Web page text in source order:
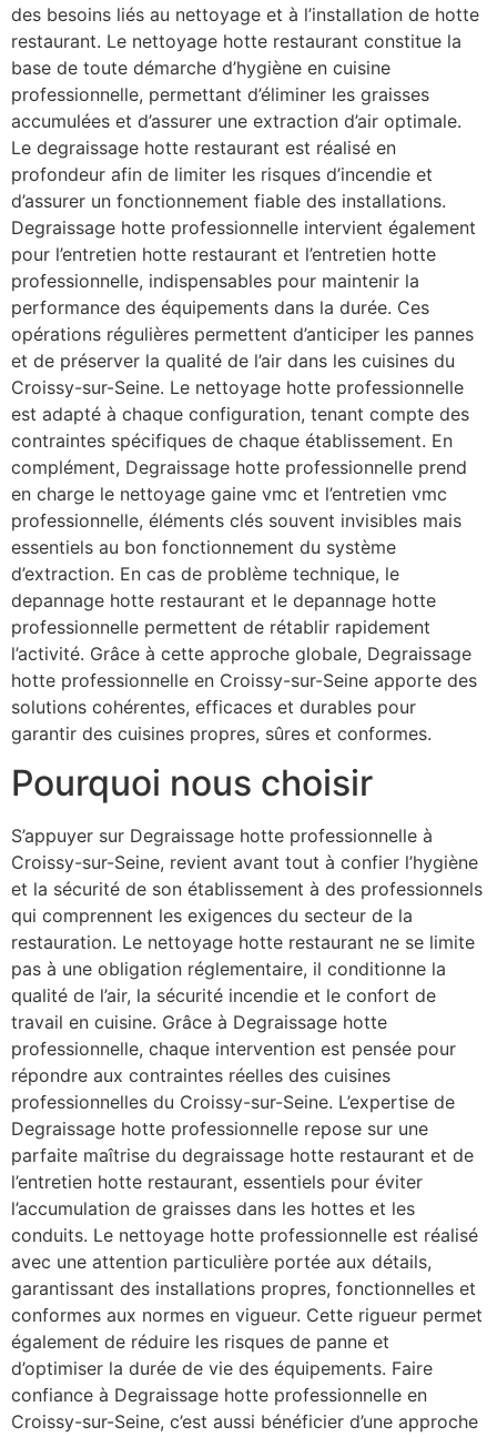
des besoins liés au nettoyage et à l’installation de hotte
restaurant. Le nettoyage hotte restaurant constitue la
base de toute démarche d’hygiène en cuisine
professionnelle, permettant d’éliminer les graisses
accumulées et d’assurer une extraction d’air optimale.
Le degraissage hotte restaurant est réalisé en
profondeur afin de limiter les risques d’incendie et
d’assurer un fonctionnement fiable des installations.
Degraissage hotte professionnelle intervient également
pour l’entretien hotte restaurant et l’entretien hotte
professionnelle, indispensables pour maintenir la
performance des équipements dans la durée. Ces
opérations régulières permettent d’anticiper les pannes
et de préserver la qualité de l’air dans les cuisines du
Croissy-sur-Seine. Le nettoyage hotte professionnelle
est adapté à chaque configuration, tenant compte des
contraintes spécifiques de chaque établissement. En
complément, Degraissage hotte professionnelle prend
en charge le nettoyage gaine vmc et l’entretien vmc
professionnelle, éléments clés souvent invisibles mais
essentiels au bon fonctionnement du système
d’extraction. En cas de problème technique, le
depannage hotte restaurant et le depannage hotte
professionnelle permettent de rétablir rapidement
l’activité. Grâce à cette approche globale, Degraissage
hotte professionnelle en Croissy-sur-Seine apporte des
solutions cohérentes, efficaces et durables pour
garantir des cuisines propres, sûres et conformes.
Pourquoi nous choisir
S’appuyer sur Degraissage hotte professionnelle à
Croissy-sur-Seine, revient avant tout à confier l’hygiène
et la sécurité de son établissement à des professionnels
qui comprennent les exigences du secteur de la
restauration. Le nettoyage hotte restaurant ne se limite
pas à une obligation réglementaire, il conditionne la
qualité de l’air, la sécurité incendie et le confort de
travail en cuisine. Grâce à Degraissage hotte
professionnelle, chaque intervention est pensée pour
répondre aux contraintes réelles des cuisines
professionnelles du Croissy-sur-Seine. L’expertise de
Degraissage hotte professionnelle repose sur une
parfaite maîtrise du degraissage hotte restaurant et de
l’entretien hotte restaurant, essentiels pour éviter
l’accumulation de graisses dans les hottes et les
conduits. Le nettoyage hotte professionnelle est réalisé
avec une attention particulière portée aux détails,
garantissant des installations propres, fonctionnelles et
conformes aux normes en vigueur. Cette rigueur permet
également de réduire les risques de panne et
d’optimiser la durée de vie des équipements. Faire
confiance à Degraissage hotte professionnelle en
Croissy-sur-Seine, c’est aussi bénéficier d’une approche